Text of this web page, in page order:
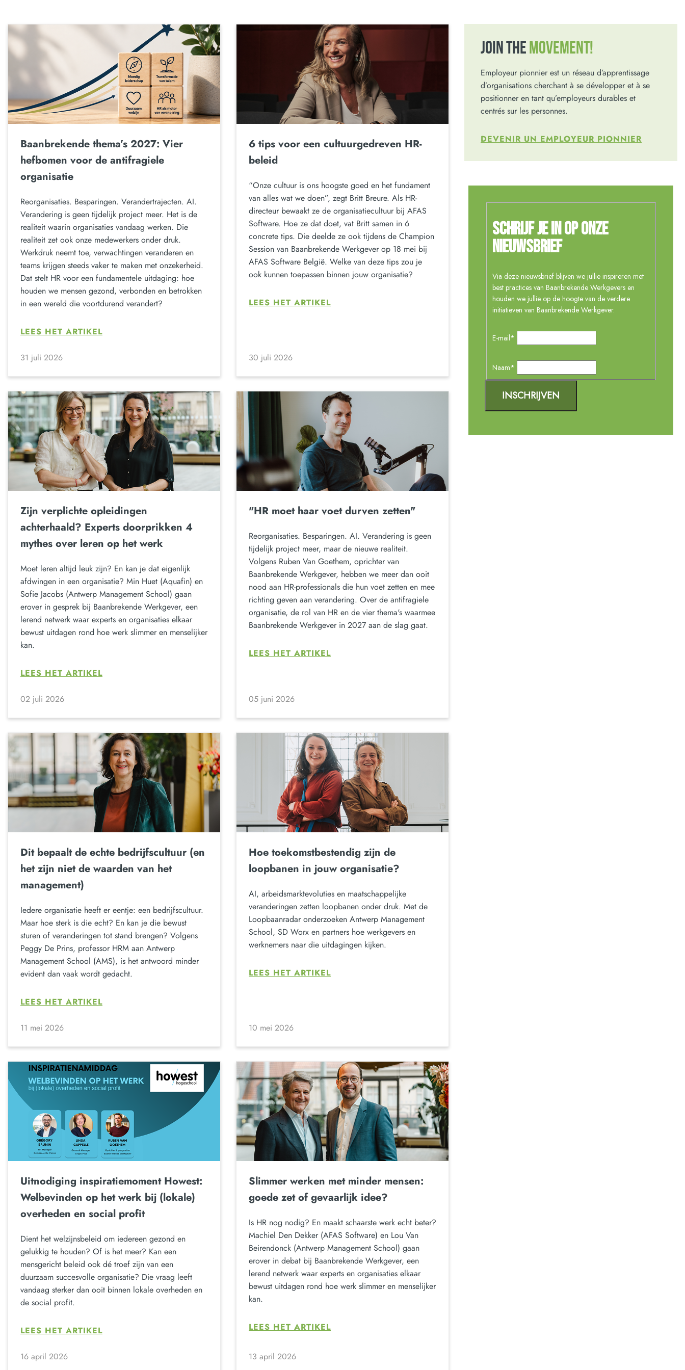
Baanbrekende thema’s 2027: Vier
hefbomen voor de antifragiele
organisatie
Reorganisaties. Besparingen. Verandertrajecten. AI.
Verandering is geen tijdelijk project meer. Het is de
realiteit waarin organisaties vandaag werken. Die
realiteit zet ook onze medewerkers onder druk.
Werkdruk neemt toe, verwachtingen veranderen en
teams krijgen steeds vaker te maken met onzekerheid.
Dat stelt HR voor een fundamentele uitdaging: hoe
houden we mensen gezond, verbonden en betrokken
in een wereld die voortdurend verandert?
LEES HET ARTIKEL
31 juli 2026
6 tips voor een cultuurgedreven HR-
beleid
“Onze cultuur is ons hoogste goed en het fundament
van alles wat we doen”, zegt Britt Breure. Als HR-
directeur bewaakt ze de organisatiecultuur bij AFAS
Software. Hoe ze dat doet, vat Britt samen in 6
concrete tips. Die deelde ze ook tijdens de Champion
Session van Baanbrekende Werkgever op 18 mei bij
AFAS Software België. Welke van deze tips zou je
ook kunnen toepassen binnen jouw organisatie?
LEES HET ARTIKEL
30 juli 2026
Zijn verplichte opleidingen
achterhaald? Experts doorprikken 4
mythes over leren op het werk
Moet leren altijd leuk zijn? En kan je dat eigenlijk
afdwingen in een organisatie? Min Huet (Aquafin) en
Sofie Jacobs (Antwerp Management School) gaan
erover in gesprek bij Baanbrekende Werkgever, een
lerend netwerk waar experts en organisaties elkaar
bewust uitdagen rond hoe werk slimmer en menselijker
kan.
LEES HET ARTIKEL
02 juli 2026
"HR moet haar voet durven zetten"
Reorganisaties. Besparingen. AI. Verandering is geen
tijdelijk project meer, maar de nieuwe realiteit.
Volgens Ruben Van Goethem, oprichter van
Baanbrekende Werkgever, hebben we meer dan ooit
nood aan HR-professionals die hun voet zetten en mee
richting geven aan verandering. Over de antifragiele
organisatie, de rol van HR en de vier thema's waarmee
Baanbrekende Werkgever in 2027 aan de slag gaat.
LEES HET ARTIKEL
05 juni 2026
Dit bepaalt de echte bedrijfscultuur (en
het zijn niet de waarden van het
management)
Iedere organisatie heeft er eentje: een bedrijfscultuur.
Maar hoe sterk is die echt? En kan je die bewust
sturen of veranderingen tot stand brengen? Volgens
Peggy De Prins, professor HRM aan Antwerp
Management School (AMS), is het antwoord minder
evident dan vaak wordt gedacht.
LEES HET ARTIKEL
11 mei 2026
Hoe toekomstbestendig zijn de
loopbanen in jouw organisatie?
AI, arbeidsmarktevoluties en maatschappelijke
veranderingen zetten loopbanen onder druk. Met de
Loopbaanradar onderzoeken Antwerp Management
School, SD Worx en partners hoe werkgevers en
werknemers naar die uitdagingen kijken.
LEES HET ARTIKEL
10 mei 2026
Uitnodiging inspiratiemoment Howest:
Welbevinden op het werk bij (lokale)
overheden en social profit
Dient het welzijnsbeleid om iedereen gezond en
gelukkig te houden? Of is het meer? Kan een
mensgericht beleid ook dé troef zijn van een
duurzaam succesvolle organisatie? Die vraag leeft
vandaag sterker dan ooit binnen lokale overheden en
de social profit.
LEES HET ARTIKEL
16 april 2026
Slimmer werken met minder mensen:
goede zet of gevaarlijk idee?
Is HR nog nodig? En maakt schaarste werk echt beter?
Machiel Den Dekker (AFAS Software) en Lou Van
Beirendonck (Antwerp Management School) gaan
erover in debat bij Baanbrekende Werkgever, een
lerend netwerk waar experts en organisaties elkaar
bewust uitdagen rond hoe werk slimmer en menselijker
kan.
LEES HET ARTIKEL
13 april 2026
JOIN THE MOVEMENT!
Employeur pionnier est un réseau d’apprentissage
d’organisations cherchant à se développer et à se
positionner en tant qu’employeurs durables et
centrés sur les personnes.
DEVENIR UN EMPLOYEUR PIONNIER